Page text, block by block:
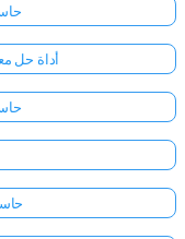
أداة حل